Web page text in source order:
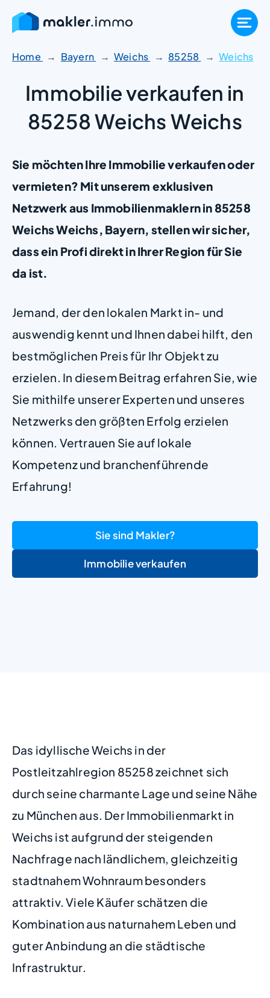
Zum
Inhalt
springen
Home Bayern Weichs 85258 Weichs
Immobilie verkaufen in
85258 Weichs Weichs
Sie möchten Ihre Immobilie verkaufen oder
vermieten? Mit unserem exklusiven
Netzwerk aus Immobilienmaklern in 85258
Weichs Weichs, Bayern, stellen wir sicher,
dass ein Profi direkt in Ihrer Region für Sie
da ist.
Jemand, der den lokalen Markt in- und
auswendig kennt und Ihnen dabei hilft, den
bestmöglichen Preis für Ihr Objekt zu
erzielen. In diesem Beitrag erfahren Sie, wie
Sie mithilfe unserer Experten und unseres
Netzwerks den größten Erfolg erzielen
können. Vertrauen Sie auf lokale
Kompetenz und branchenführende
Erfahrung!
Sie sind Makler?
Immobilie verkaufen
Das idyllische Weichs in der
Postleitzahlregion 85258 zeichnet sich
durch seine charmante Lage und seine Nähe
zu München aus. Der Immobilienmarkt in
Weichs ist aufgrund der steigenden
Nachfrage nach ländlichem, gleichzeitig
stadtnahem Wohnraum besonders
attraktiv. Viele Käufer schätzen die
Kombination aus naturnahem Leben und
guter Anbindung an die städtische
Infrastruktur.